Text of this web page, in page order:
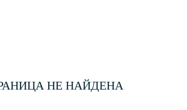
НЕ НАЙДЕНА